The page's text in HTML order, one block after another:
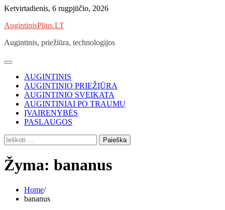
Skip
content
Ketvirtadienis, 6 rugpjūčio, 2026
AugintinisPlius.LT
Augintinis, priežiūra, technologijos
AUGINTINIS
AUGINTINIO PRIEŽIŪRA
AUGINTINIO SVEIKATA
AUGINTINIAI PO TRAUMŲ
ĮVAIRENYBĖS
PASLAUGOS
Ieškoti:
Žyma: bananus
Home
bananus